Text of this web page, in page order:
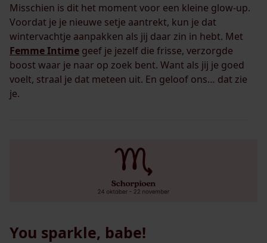
Misschien is dit het moment voor een kleine glow-up.
Voordat je je nieuwe setje aantrekt, kun je dat
wintervachtje aanpakken als jij daar zin in hebt. Met
Femme Intime geef je jezelf die frisse, verzorgde
boost waar je naar op zoek bent. Want als jij je goed
voelt, straal je dat meteen uit. En geloof ons… dat zie
je.
You sparkle, babe!